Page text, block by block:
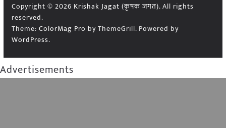
Copyright © 2026 Krishak Jagat (कृषक जगत). All rights
reserved.
Theme: ColorMag Pro by ThemeGrill. Powered by
WordPress.
Advertisements